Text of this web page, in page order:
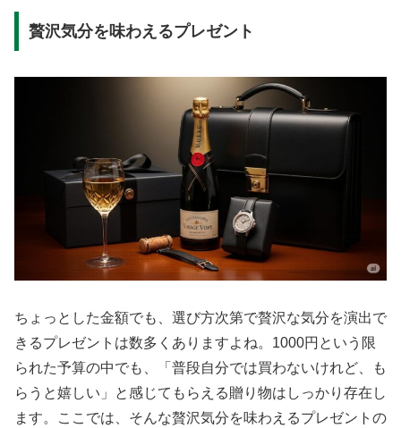
贅沢気分を味わえるプレゼント
ちょっとした金額でも、選び方次第で贅沢な気分を演出で
きるプレゼントは数多くありますよね。1000円という限
られた予算の中でも、「普段自分では買わないけれど、も
らうと嬉しい」と感じてもらえる贈り物はしっかり存在し
ます。ここでは、そんな贅沢気分を味わえるプレゼントの